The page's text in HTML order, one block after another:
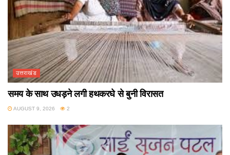
उत्तराखंड
समय के साथ उधड़ने लगी हथकरघे से बुनी विरासत
AUGUST 9, 2026 2